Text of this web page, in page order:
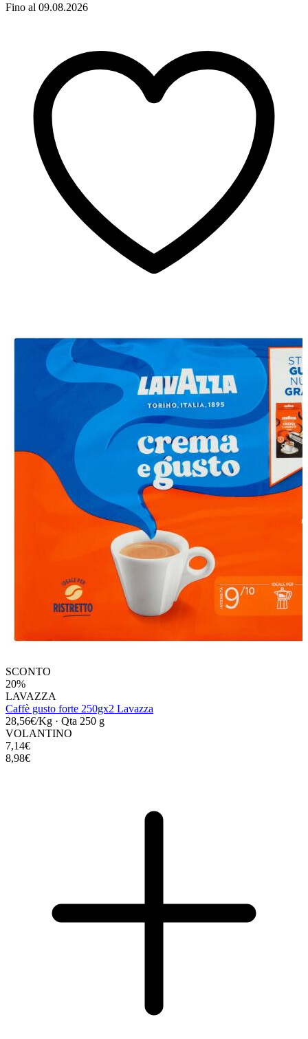
Fino al 09.08.2026
SCONTO
20%
LAVAZZA
Caffè gusto forte 250gx2 Lavazza
28,56€/Kg · Qta 250 g
VOLANTINO
7,14€
8,98€